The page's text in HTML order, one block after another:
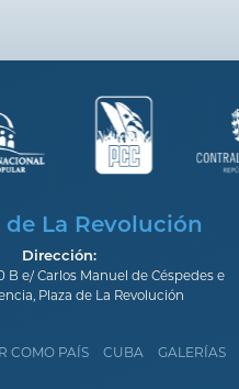
de La Revolución
Dirección:
B e/ Carlos Manuel de Céspedes e
Plaza de La Revolución
COMO PAÍS CUBA GALERÍAS